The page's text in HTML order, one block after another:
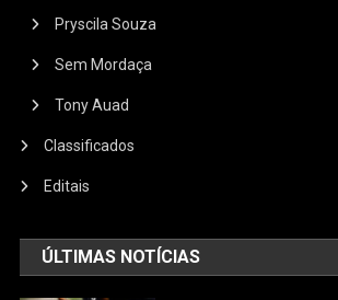
Pryscila Souza
Sem Mordaça
Tony Auad
Classificados
Editais
ÚLTIMAS NOTÍCIAS